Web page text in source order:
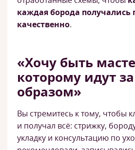
каждая борода получались
качественно.
«Хочу быть
которому идут
образом»
Вы стремитесь к тому, чтобы
и получал всё: стрижку,
укладку и консультацию по